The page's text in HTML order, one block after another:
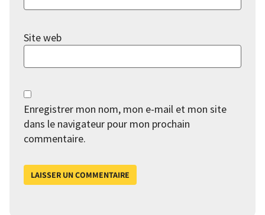
Site web
Enregistrer mon nom, mon e-mail et mon site
dans le navigateur pour mon prochain
commentaire.